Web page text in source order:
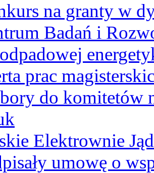
na granty w
Badań i
prac
do komitetów
Elektrownie
umowę o